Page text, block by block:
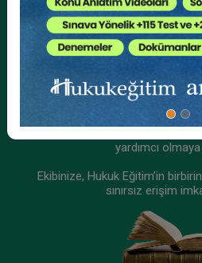
Kurumsal
Kurumsal
yardımcı olmaya
Ekibinize, Hukuk Eğitim’in
sınırsız erişim